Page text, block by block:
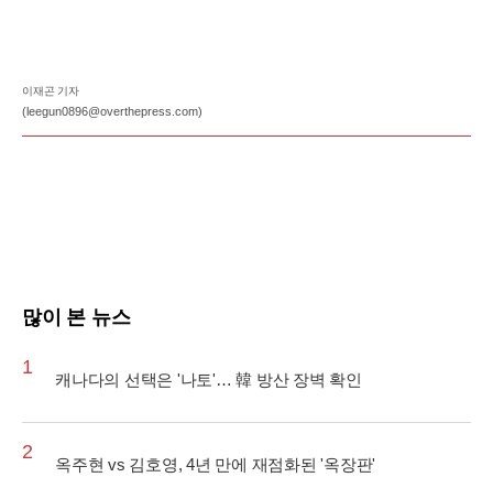
이재곤 기자
(leegun0896@overthepress.com)
많이 본 뉴스
1
캐나다의 선택은 '나토'… 韓 방산 장벽 확인
2
옥주현 vs 김호영, 4년 만에 재점화된 '옥장판'